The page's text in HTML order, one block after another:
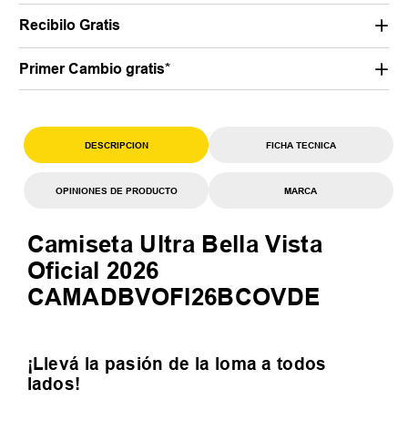
Recibilo Gratis
Primer Cambio gratis*
DESCRIPCION FICHA TECNICA
OPINIONES DE PRODUCTO MARCA
Camiseta Ultra Bella Vista
Oficial 2026
CAMADBVOFI26BCOVDE
¡Llevá la pasión de la loma a todos
lados!